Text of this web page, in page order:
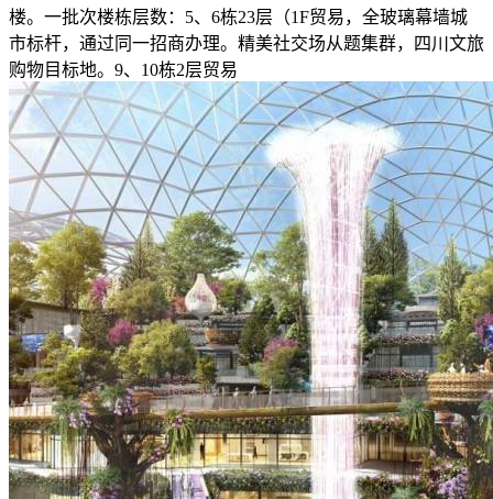
楼。一批次楼栋层数：5、6栋23层（1F贸易，全玻璃幕墙城
市标杆，通过同一招商办理。精美社交场从题集群，四川文旅
购物目标地。9、10栋2层贸易